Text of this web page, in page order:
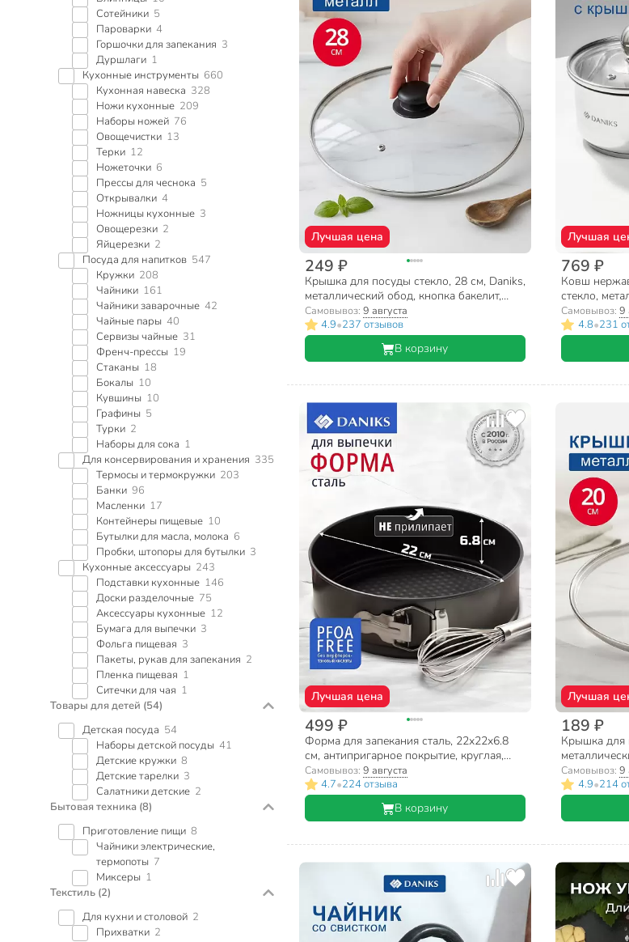
Сотейники 5
Пароварки 4
Горшочки для запекания 3
Дуршлаги 1
Кухонные инструменты 660
Кухонная навеска 328
Ножи кухонные 209
Наборы ножей 76
Овощечистки 13
Терки 12
Ножеточки 6
Прессы для чеснока 5
Открывалки 4
Ножницы кухонные 3
Овощерезки 2
Яйцерезки 2
Посуда для напитков 547
Кружки 208
Чайники 161
Чайники заварочные 42
Чайные пары 40
Сервизы чайные 31
Френч-прессы 19
Стаканы 18
Бокалы 10
Кувшины 10
Графины 5
Турки 2
Наборы для сока 1
Для консервирования и хранения 335
Термосы и термокружки 203
Банки 96
Масленки 17
Контейнеры пищевые 10
Бутылки для масла, молока 6
Пробки, штопоры для бутылки 3
Кухонные аксессуары 243
Подставки кухонные 146
Доски разделочные 75
Аксессуары кухонные 12
Бумага для выпечки 3
Фольга пищевая 3
Пакеты, рукав для запекания 2
Пленка пищевая 1
Ситечки для чая 1
Товары для детей (54)
Детская посуда 54
Наборы детской посуды 41
Детские кружки 8
Детские тарелки 3
Салатники детские 2
Бытовая техника (8)
Приготовление пищи 8
Чайники электрические,
термопоты 7
Миксеры 1
Текстиль (2)
Для кухни и столовой 2
Прихватки 2
Лучшая цена
249 ₽
Крышка для посуды стекло, 28 см, Daniks,
металлический обод, кнопка бакелит,
черная, Д4128Ч
Самовывоз: 9 августа
4.9•237 отзывов
В корзину
Лучшая
769 ₽
Ковш
стекло,
Daniks, GS-
Самовывоз: 9
4.8•231
Лучшая цена
499 ₽
Форма для запекания сталь, 22х22х6.8
см, антипригарное покрытие, круглая,
разъемная, Daniks, K-8020.4
Самовывоз: 9 августа
4.7•224 отзыва
В корзину
Лучшая
189 ₽
Крышка для
черная,
Самовывоз: 9
4.9•214